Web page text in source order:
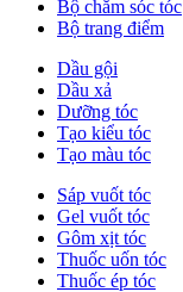
Bộ chăm sóc tóc
Bộ trang điểm
Dầu gội
Dầu xả
Dưỡng tóc
Tạo kiểu tóc
Tạo màu tóc
Sáp vuốt tóc
Gel vuốt tóc
Gôm xịt tóc
Thuốc uốn tóc
Thuốc ép tóc